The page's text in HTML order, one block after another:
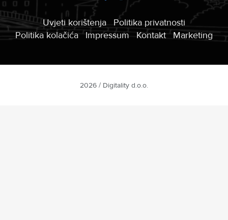
Uvjeti korištenja
Politika privatnosti
Politika kolačića
Impressum Kontakt Marketing
2026 / Digitality d.o.o.